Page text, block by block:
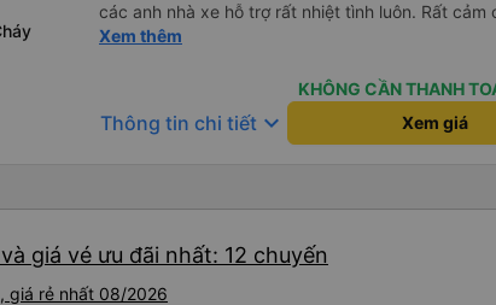
các anh nhà xe hỗ trợ rất nhiệt tình luôn. Rất cảm
các anh nhà xe Tùng Tuấn sức khoẻ, vạn dặm
Xem thêm
KHÔNG CẦN THANH
Thông tin chi tiết keyboard_arrow_down Xem giá
giá vé ưu đãi nhất: 12 chuyến
giá rẻ nhất 08/2026